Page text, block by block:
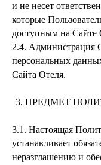
и не несет
которые
доступным на Сайте
2.4. Администрация
персональных
Сайта Отеля.
3. ПРЕДМЕТ
3.1. Настоящая
устанавливает
неразглашению и